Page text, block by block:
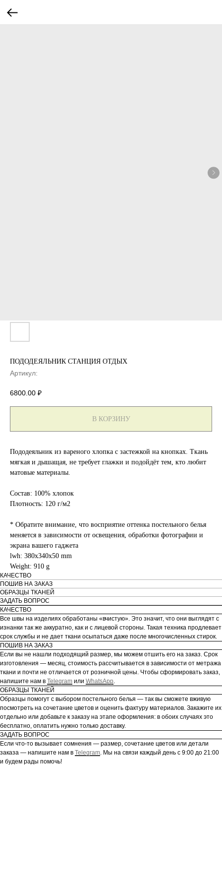
ПОДОДЕЯЛЬНИК СТАНЦИЯ ОТДЫХ
Артикул:
6800.00 ₽
В КОРЗИНУ
Пододеяльник из вареного хлопка с застежкой на кнопках. Ткань
мягкая и дышащая, не требует глажки и подойдёт тем, кто любит
матовые материалы.
Состав: 100% хлопок
Плотность: 120 г/м2
* Обратите внимание, что восприятие оттенка постельного белья
меняется в зависимости от освещения, обработки фотографии и
экрана вашего гаджета
lwh: 380x340x50 mm
Weight: 910 g
КАЧЕСТВО
ПОШИВ НА ЗАКАЗ
ОБРАЗЦЫ ТКАНЕЙ
ЗАДАТЬ ВОПРОС
КАЧЕСТВО
Все швы на изделиях обработаны «вчистую». Это значит, что они выглядят с
изнанки так же аккуратно, как и с лицевой стороны. Такая техника продлевает
срок службы и не дает ткани осыпаться даже после многочисленных стирок.
ПОШИВ НА ЗАКАЗ
Если вы не нашли подходящий размер, мы можем отшить его на заказ. Срок
изготовления — месяц, стоимость рассчитывается в зависимости от метража
ткани и почти не отличается от розничной цены. Чтобы сформировать заказ,
напишите нам в Telegram или WhatsApp.
ОБРАЗЦЫ ТКАНЕЙ
Образцы помогут с выбором постельного белья — так вы сможете вживую
посмотреть на сочетание цветов и оценить фактуру материалов. Закажите их
отдельно или добавьте к заказу на этапе оформления: в обоих случаях это
бесплатно, оплатить нужно только доставку.
ЗАДАТЬ ВОПРОС
Если что-то вызывает сомнения — размер, сочетание цветов или детали
заказа — напишите нам в Telegram. Мы на связи каждый день с 9:00 до 21:00
и будем рады помочь!